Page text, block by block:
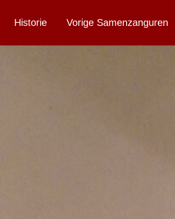
Historie Vorige Samenzanguren